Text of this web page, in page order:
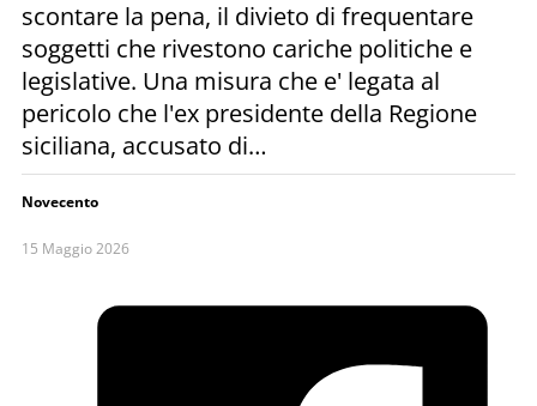
scontare la pena, il divieto di frequentare
soggetti che rivestono cariche politiche e
legislative. Una misura che e' legata al
pericolo che l'ex presidente della Regione
siciliana, accusato di…
Novecento
15 Maggio 2026